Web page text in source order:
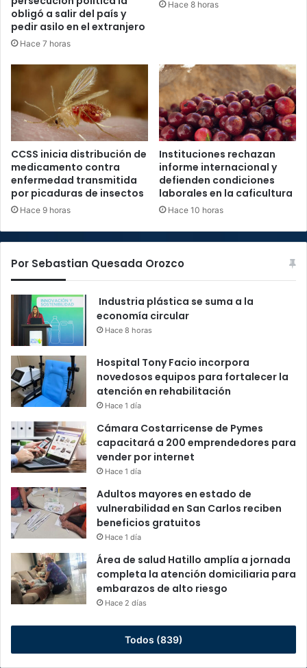
obligó a salir del país y
pedir asilo en el extranjero
Hace 7 horas
Hace 8 horas
CCSS inicia distribución de
medicamento contra
enfermedad transmitida
por picaduras de insectos
Hace 9 horas
Instituciones rechazan
informe internacional y
defienden condiciones
laborales en la caficultura
Hace 10 horas
Por Sebastian Quesada Orozco
Industria plástica se suma a la
economía circular
Hace 8 horas
Hospital Tony Facio incorpora
novedosos equipos para fortalecer la
atención en rehabilitación
Hace 1 día
Cámara Costarricense de Pymes
capacitará a 200 emprendedores para
vender por internet
Hace 1 día
Adultos mayores en estado de
vulnerabilidad en San Carlos reciben
beneficios gratuitos
Hace 1 día
Área de salud Hatillo amplía a jornada
completa la atención domiciliaria para
embarazos de alto riesgo
Hace 2 días
Todos (839)